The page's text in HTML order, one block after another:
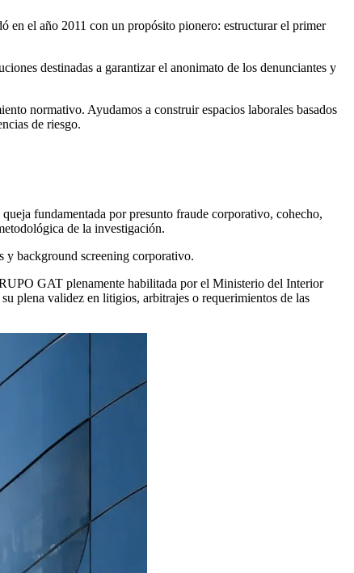
en el año 2011 con un propósito pionero: estructurar el primer
destinadas a garantizar el anonimato de los denunciantes y
normativo. Ayudamos a construir espacios laborales basados
de riesgo.
fundamentada por presunto fraude corporativo, cohecho,
de la investigación.
y background screening corporativo.
GAT plenamente habilitada por el Ministerio del Interior
plena validez en litigios, arbitrajes o requerimientos de las